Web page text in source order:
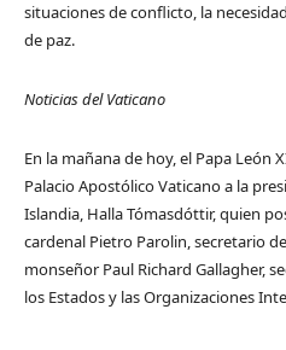
situaciones de conflicto, la
de paz.
Noticias del Vaticano
En la mañana de hoy, el Papa León
Palacio Apostólico Vaticano a la
Islandia, Halla Tómasdóttir, quien
cardenal Pietro Parolin, secretario
monseñor Paul Richard Gallagher,
los Estados y las Organizaciones